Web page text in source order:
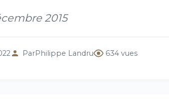
2015
ParPhilippe Landru 634 vues